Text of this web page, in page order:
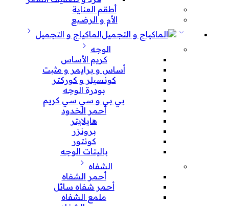
أطقم العناية
الأم و الرضيع
الماكياج و التجميل
الوجه
كريم الأساس
أساس و برايمر و مثبت
كونسيلر و كوركتر
بودرة الوجه
بي بي و سي سي كريم
أحمر الخدود
هايلايتر
برونزر
كونتور
باليتات الوجه
الشفاه
أحمر الشفاه
أحمر شفاه سائل
ملمع الشفاه